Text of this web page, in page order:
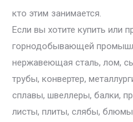
кто этим занимается.
Если вы хотите купить или
горнодобывающей
нержавеющая сталь, лом,
трубы, конвертер,
сплавы, швеллеры, балки,
листы, плиты, слябы,